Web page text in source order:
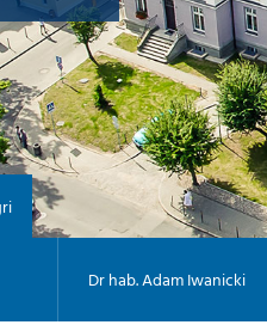
Dr hab. Adam Iwanicki